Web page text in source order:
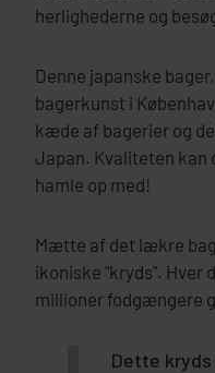
herlighederne og
Denne japanske
bagerkunst i
kæde af bagerier og
Japan. Kvaliteten kan
hamle op med!
Mætte af det lækre
ikoniske "kryds". Hver
millioner fodgængere
Dette